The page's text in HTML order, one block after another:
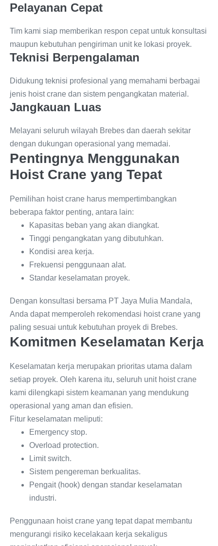
Pelayanan Cepat
Tim kami siap memberikan respon cepat untuk konsultasi
maupun kebutuhan pengiriman unit ke lokasi proyek.
Teknisi Berpengalaman
Didukung teknisi profesional yang memahami berbagai
jenis hoist crane dan sistem pengangkatan material.
Jangkauan Luas
Melayani seluruh wilayah Brebes dan daerah sekitar
dengan dukungan operasional yang memadai.
Pentingnya Menggunakan
Hoist Crane yang Tepat
Pemilihan hoist crane harus mempertimbangkan
beberapa faktor penting, antara lain:
Kapasitas beban yang akan diangkat.
Tinggi pengangkatan yang dibutuhkan.
Kondisi area kerja.
Frekuensi penggunaan alat.
Standar keselamatan proyek.
Dengan konsultasi bersama PT Jaya Mulia Mandala,
Anda dapat memperoleh rekomendasi hoist crane yang
paling sesuai untuk kebutuhan proyek di Brebes.
Komitmen Keselamatan Kerja
Keselamatan kerja merupakan prioritas utama dalam
setiap proyek. Oleh karena itu, seluruh unit hoist crane
kami dilengkapi sistem keamanan yang mendukung
operasional yang aman dan efisien.
Fitur keselamatan meliputi:
Emergency stop.
Overload protection.
Limit switch.
Sistem pengereman berkualitas.
Pengait (hook) dengan standar keselamatan
industri.
Penggunaan hoist crane yang tepat dapat membantu
mengurangi risiko kecelakaan kerja sekaligus